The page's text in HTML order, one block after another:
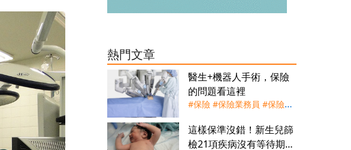
熱門文章
醫生+機器人手術，保險
的問題看這裡
#保險 #保險業務員 #保險理
談保險#買保險 #達文西手臂
術#醫療險
這樣保準沒錯！新生兒篩
檢21項疾病沒有等待期